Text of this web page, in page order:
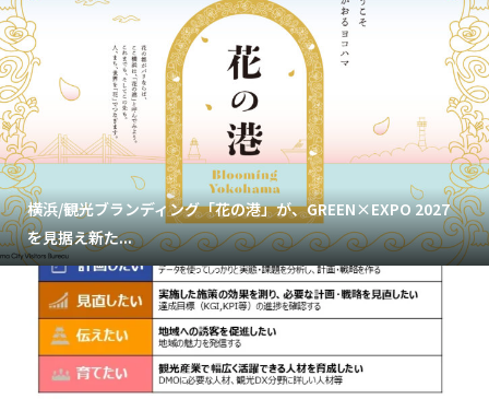
横浜/観光ブランディング「花の港」が、GREEN×EXPO 2027
を見据え新た...